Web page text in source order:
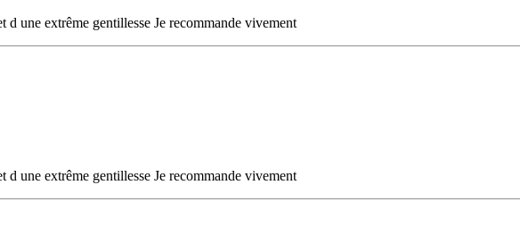
d une extrême gentillesse Je recommande vivement
d une extrême gentillesse Je recommande vivement